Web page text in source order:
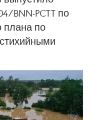
BNN-PCTT по
плана по